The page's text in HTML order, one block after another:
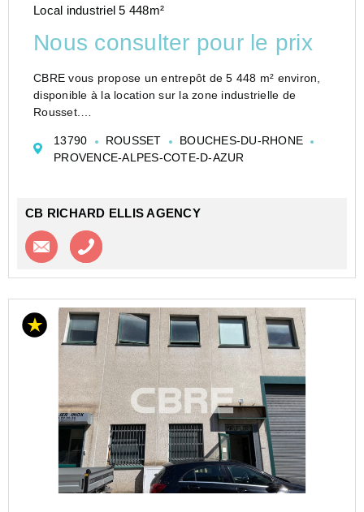
Local industriel 5 448m²
Nous consulter pour le prix
CBRE vous propose un entrepôt de 5 448 m² environ,
disponible à la location sur la zone industrielle de
Rousset.
bénéficie de 10 quais, une partie bureaux et locaux
sociaux, 45 places de parking VL et 6 p...
13790 ROUSSET
BOUCHES-DU-RHONE
PROVENCE-ALPES-COTE-D-AZUR
CB RICHARD ELLIS AGENCY
Contacter l'agence